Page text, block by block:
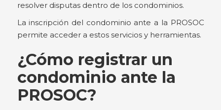
resolver disputas dentro de los condominios.
La inscripción del condominio ante a la PROSOC
permite acceder a estos servicios y herramientas.
¿Cómo registrar un
condominio ante la
PROSOC?